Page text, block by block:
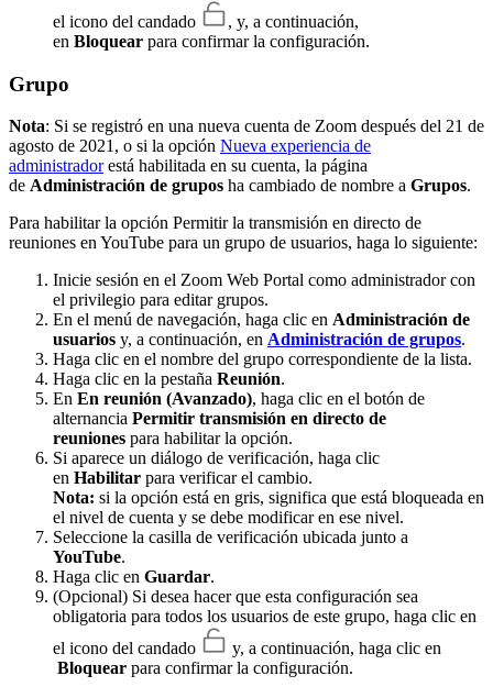
el icono del candado
, y, a continuación,
en Bloquear para confirmar la configuración.
Grupo
Nota: Si se registró en una nueva cuenta de Zoom después del 21 de
agosto de 2021, o si la opción Nueva experiencia de
administradorestá habilitada en su cuenta, la página
de Administración de grupos ha cambiado de nombre a Grupos.
Para habilitar la opción Permitir la transmisión en directo de
reuniones en YouTube para un grupo de usuarios, haga lo siguiente:
Inicie sesión en el Zoom Web Portal como administrador con
el privilegio para editar grupos.
En el menú de navegación, haga clic en Administración de
usuarios y, a continuación, en Administración de grupos.
Haga clic en el nombre del grupo correspondiente de la lista.
Haga clic en la pestaña Reunión.
En En reunión (Avanzado), haga clic en el botón de
alternancia Permitir transmisión en directo de
reuniones para habilitar la opción.
Si aparece un diálogo de verificación, haga clic
en Habilitar para verificar el cambio.
Nota: si la opción está en gris, significa que está bloqueada en
el nivel de cuenta y se debe modificar en ese nivel.
Seleccione la casilla de verificación ubicada junto a
YouTube.
Haga clic en Guardar.
(Opcional) Si desea hacer que esta configuración sea
obligatoria para todos los usuarios de este grupo, haga clic en
el icono del candado
y, a continuación, haga clic en
Bloquear para confirmar la configuración.